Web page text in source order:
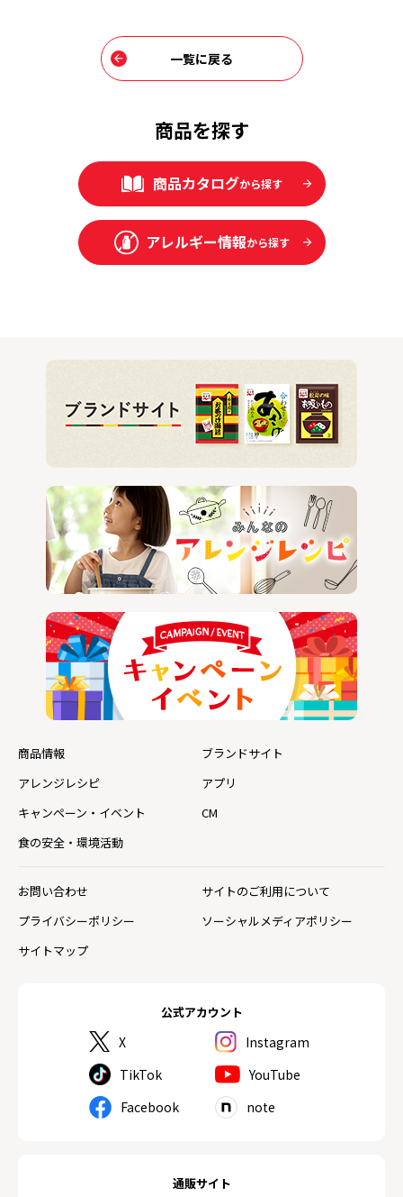
一覧に戻る
商品を探す
商品カタログから探す
アレルギー情報から探す
公式アカウント
X
Instagram
TikTok
YouTube
Facebook
note
通販サイト
商品情報
ブランドサイト
アレンジレシピ
アプリ
キャンペーン・イベント
CM
食の安全・環境活動
お問い合わせ
サイトのご利用について
プライバシーポリシー
ソーシャルメディアポリシー
サイトマップ